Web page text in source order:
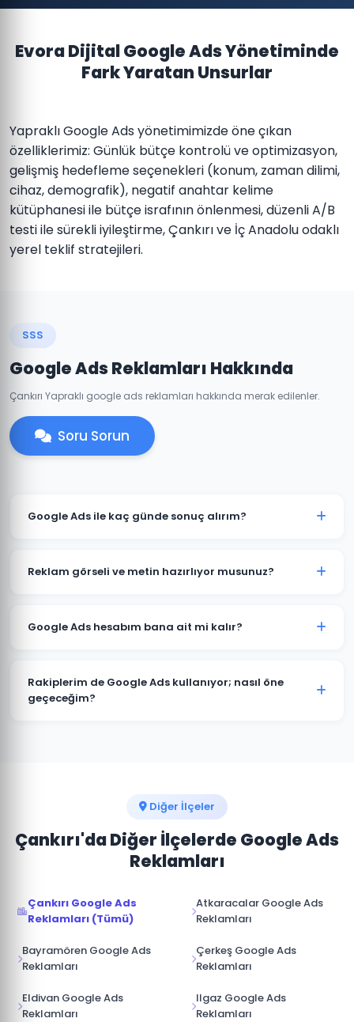
Evora Dijital Google Ads Yönetiminde
Fark Yaratan Unsurlar
Yapraklı Google Ads yönetimimizde öne çıkan
özelliklerimiz: Günlük bütçe kontrolü ve optimizasyon,
gelişmiş hedefleme seçenekleri (konum, zaman dilimi,
cihaz, demografik), negatif anahtar kelime
kütüphanesi ile bütçe israfının önlenmesi, düzenli A/B
testi ile sürekli iyileştirme, Çankırı ve İç Anadolu odaklı
yerel teklif stratejileri.
SSS
Google Ads Reklamları Hakkında
Çankırı Yapraklı google ads reklamları hakkında merak edilenler.
Soru Sorun
Google Ads ile kaç günde sonuç alırım?
kampanyası genellikle 7-14 gün içinde anlamlı trafik
Reklam görseli ve metin hazırlıyor musunuz?
görsel tasarımlar ve video reklamlar dahil tüm kreatif
Google Ads hesabım bana ait mi kalır?
müşterimize aittir. Ajans erişimi yönetici (admin)
seviyesinde değil, reklam yöneticisi seviyesinde
Rakiplerim de Google Ads kullanıyor; nasıl öne
geçeceğim?
yöneterek üstünlük sağlıyoruz.
Diğer İlçeler
Çankırı'da Diğer İlçelerde Google Ads
Reklamları
Çankırı Google Ads
Reklamları (Tümü)
Atkaracalar Google Ads
Reklamları
Bayramören Google Ads
Reklamları
Çerkeş Google Ads
Reklamları
Eldivan Google Ads
Reklamları
Ilgaz Google Ads
Reklamları